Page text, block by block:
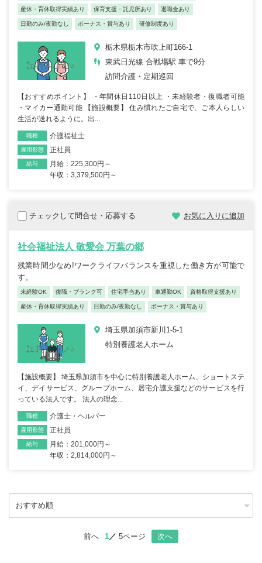
産休・育休取得実績あり 保育支援・託児所あり 退職金あり
日勤のみ/夜勤なし ボーナス・賞与あり 研修制度あり
栃木県栃木市吹上町166-1
東武日光線 合戦場駅 車で9分
訪問介護・定期巡回
【おすすめポイント】 ・年間休日110日以上 ・未経験者・復職者可能
・マイカー通勤可能 【施設概要】 住み慣れたご自宅で、ご本人らしい
生活が送れるように。出...
職種 介護福祉士
雇用形態 正社員
給与
月給：225,300円～
年収：3,379,500円～
チェックして問合せ・応募する お気に入りに追加
社会福祉法人 敬愛会 万葉の郷
残業時間少なめ!ワークライフバランスを重視した働き方が可能で
す。
未経験OK 復職・ブランク可 住宅手当あり 車通勤OK 資格取得支援あり
産休・育休取得実績あり 日勤のみ/夜勤なし ボーナス・賞与あり
埼玉県加須市新川1-5-1
特別養護老人ホーム
【施設概要】 埼玉県加須市を中心に特別養護老人ホーム、ショートステ
イ、デイサービス、グループホーム、居宅介護支援などのサービスを行
っている法人です。 法人の理念...
職種 介護士・ヘルパー
雇用形態 正社員
給与
月給：201,000円～
年収：2,814,000円～
前へ 1 5ページ 次へ